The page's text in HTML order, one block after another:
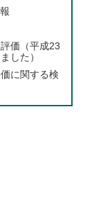
価（平成23
した）
に関する検